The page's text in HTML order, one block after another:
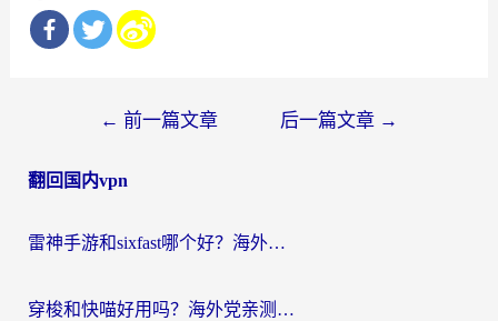
导
← 前一篇文章 后一篇文章 →
翻回国内vpn
雷神手游和sixfast哪个好？海外党亲测3款回国加速器，教你选对不踩坑
穿梭和快喵好用吗？海外党亲测：小众加速器对比+番茄加速器深度体验